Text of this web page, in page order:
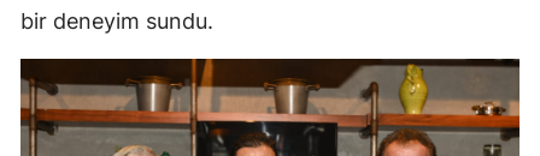
bir deneyim sundu.